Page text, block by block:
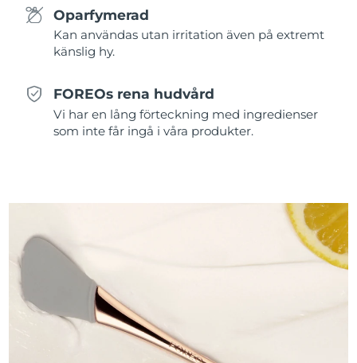
Oparfymerad
Kan användas utan irritation även på extremt
känslig hy.
FOREOs rena hudvård
Vi har en lång förteckning med ingredienser
som inte får ingå i våra produkter.